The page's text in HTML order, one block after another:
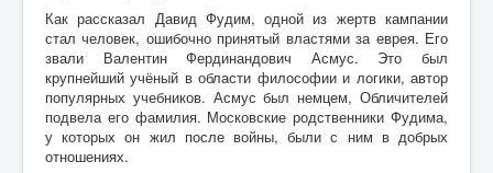
Как рассказал Давид Фудим, одной из жертв кампании
стал человек, ошибочно принятый властями за еврея. Его
звали Валентин Фердинандович Асмус. Это был
крупнейший учёный в области философии и логики, автор
популярных учебников. Асмус был немцем, Обличителей
подвела его фамилия. Московские родственники Фудима,
у которых он жил после войны, были с ним в добрых
отношениях.